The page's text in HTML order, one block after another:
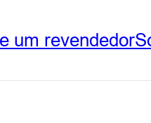
um revendedor